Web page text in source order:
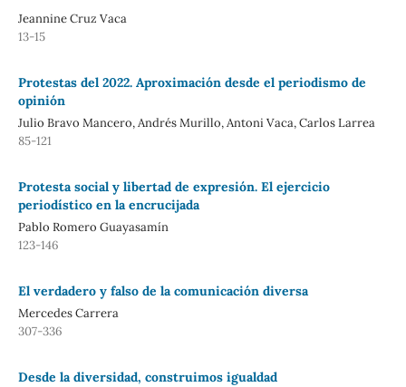
Jeannine Cruz Vaca
13-15
Protestas del 2022. Aproximación desde el periodismo de
opinión
Julio Bravo Mancero, Andrés Murillo, Antoni Vaca, Carlos Larrea
85-121
Protesta social y libertad de expresión. El ejercicio
periodístico en la encrucijada
Pablo Romero Guayasamín
123-146
El verdadero y falso de la comunicación diversa
Mercedes Carrera
307-336
Desde la diversidad, construimos igualdad